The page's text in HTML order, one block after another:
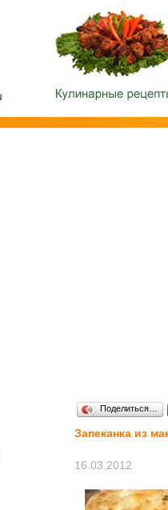
Поделиться…
Запеканка из
16.03.2012